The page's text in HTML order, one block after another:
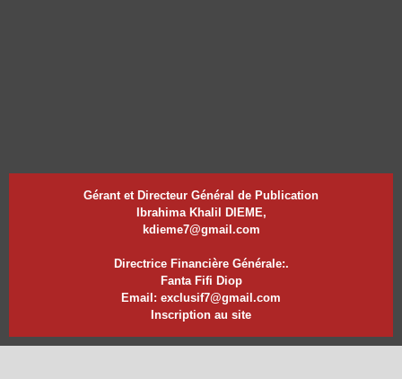
Gérant et Directeur Général de Publication
Ibrahima Khalil DIEME,
kdieme7@gmail.com
Directrice Financière Générale:.
Fanta Fifi Diop
Email: exclusif7@gmail.com
Inscription au site